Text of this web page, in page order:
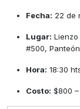
Fecha: 22 de
Lugar:
#500,
Hora: 18:30
Costo: $800